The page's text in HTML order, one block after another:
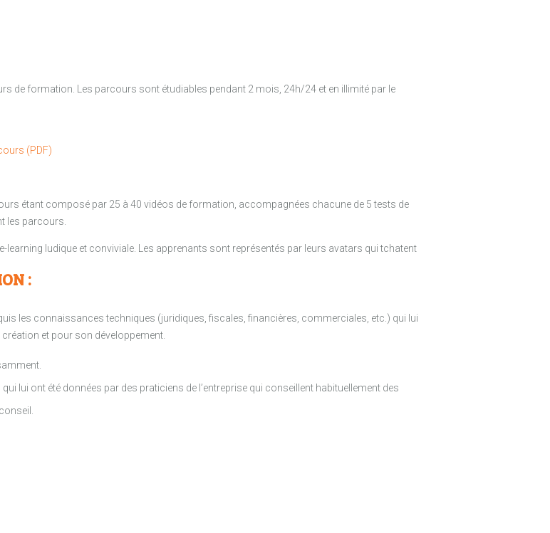
de formation. Les parcours sont étudiables pendant 2 mois, 24h/24 et en illimité par le
(PDF)
étant composé par 25 à 40 vidéos de formation, accompagnées chacune de 5 tests de
les parcours.
ludique et conviviale. Les apprenants sont représentés par leurs avatars qui tchatent
:
les connaissances techniques (juridiques, fiscales, financières, commerciales, etc.) qui lui
et pour son développement.
lui ont été données par des praticiens de l’entreprise qui conseillent habituellement des